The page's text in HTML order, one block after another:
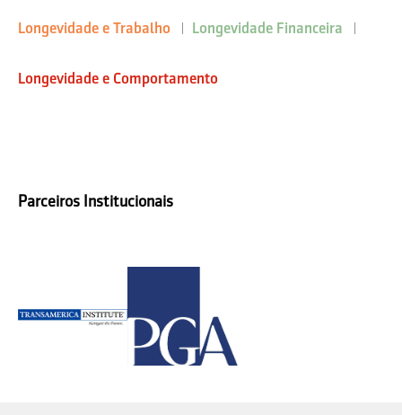
Longevidade e Trabalho Longevidade Financeira
Longevidade e Comportamento
Parceiros Institucionais